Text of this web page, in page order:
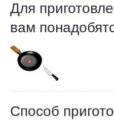
Для
вам
Способ